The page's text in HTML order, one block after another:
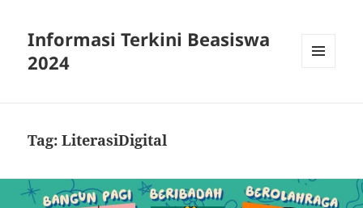
Informasi Terkini Beasiswa
2024
Tag:LiterasiDigital